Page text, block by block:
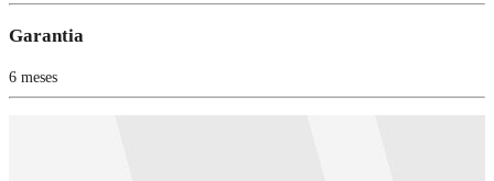
Garantia
6 meses